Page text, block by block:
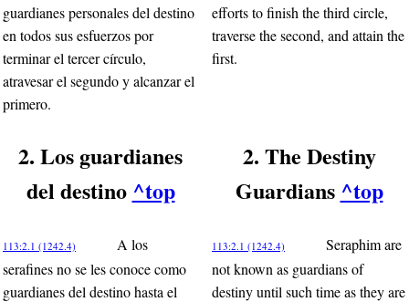
guardianes personales del destino
en todos sus esfuerzos por
terminar el tercer círculo,
atravesar el segundo y alcanzar el
primero.
efforts to finish the third circle,
traverse the second, and attain the
first.
2. Los guardianes
del destino ^top
2. The Destiny
Guardians ^top
113:2.1 (1242.4)
A los
serafines no se les conoce como
guardianes del destino hasta el
113:2.1 (1242.4)
Seraphim are
not known as guardians of
destiny until such time as they are